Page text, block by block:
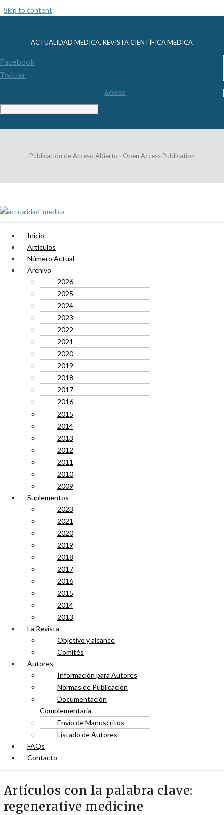
Skip to content
ACTUALIDAD MÉDICA. REVISTA CIENTÍFICA MÉDICA
Facebook
Twitter
Acceso
Publicación de Acceso Abierto · Open Access Publication
Inicio
Artículos
Número Actual
Archivo
2026
2025
2024
2023
2022
2021
2020
2019
2018
2017
2016
2015
2014
2013
2012
2011
2010
2009
Suplementos
2023
2021
2020
2019
2018
2017
2016
2015
2014
2013
La Revista
Objetivo y alcance
Comités
Autores
Información para Autores
Normas de Publicación
Documentación
Complementaria
Envío de Manuscritos
Listado de Autores
FAQs
Contacto
Artículos con la palabra clave:
regenerative medicine